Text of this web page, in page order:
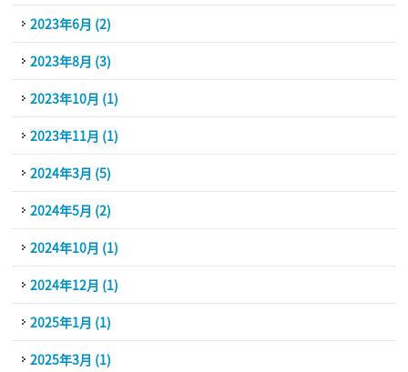
2023年6月 (2)
2023年8月 (3)
2023年10月 (1)
2023年11月 (1)
2024年3月 (5)
2024年5月 (2)
2024年10月 (1)
2024年12月 (1)
2025年1月 (1)
2025年3月 (1)